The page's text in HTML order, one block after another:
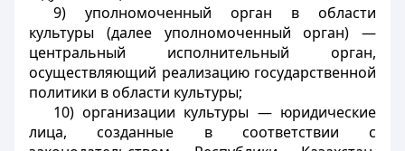
9) уполномоченный орган в области
культуры (далее уполномоченный орган) —
центральный исполнительный орган,
осуществляющий реализацию государственной
политики в области культуры;
10) организации культуры — юридические
лица, созданные в соответствии с